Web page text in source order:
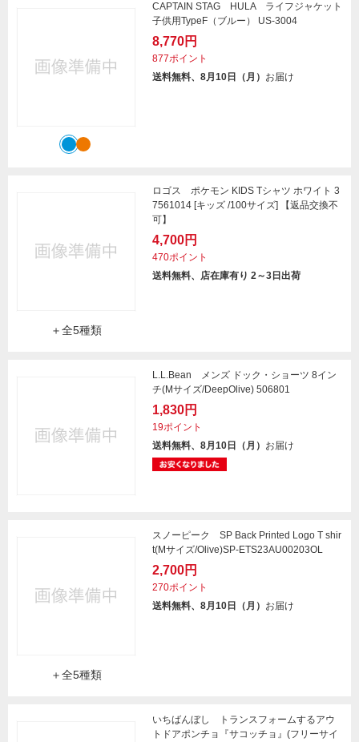
CAPTAIN STAG HULA ライフジャケット
子供用TypeF（ブルー） US-3004
8,770円
877ポイント
送料無料、8月10日（月） お届け
＋全5種類
ロゴス ポケモン KIDS Tシャツ ホワイト 3
7561014 [キッズ /100サイズ] 【返品交換不
可】
4,700円
470ポイント
送料無料、店在庫有り 2～3日出荷
L.L.Bean メンズ ドック・ショーツ 8イン
チ(Mサイズ/DeepOlive) 506801
1,830円
19ポイント
送料無料、8月10日（月） お届け
＋全5種類
スノーピーク SP Back Printed Logo T shir
t(Mサイズ/Olive)SP-ETS23AU00203OL
2,700円
270ポイント
送料無料、8月10日（月） お届け
いちばんぼし トランスフォームするアウ
トドアポンチョ『サコッチョ』(フリーサイ